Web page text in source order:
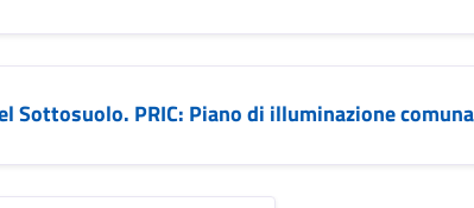
Sottosuolo. PRIC: Piano di illuminazione